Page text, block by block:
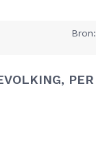
Bron:
PER